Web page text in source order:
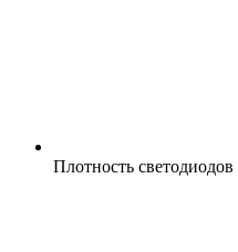
Плотность светодиодов